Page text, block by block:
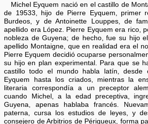
Michel Eyquem nació en el castillo de
de 19533, hijo de Pierre Eyquem, primer
Burdeos, y de Antoinette Louppes, de
apellido era López. Pierre Eyquem era rico,
nobleza de Guyena; de hecho, fue su hijo
apellido Montaigne, que en realidad era el
Pierre Eyquem decidió ocuparse
su hijo en plan experimental. Para que se
castillo todo el mundo habla latín, desde
Eyquem hasta los criados, mientras la
literaria correspondía a un preceptor
cuando Michel, a la edad preceptiva,
Guyena, apenas hablaba francés.
paterna, cursa los estudios de leyes, y
consejero de Arbitrios de Périgueux, forma